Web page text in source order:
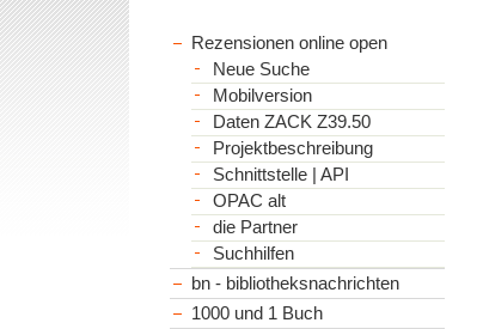
Rezensionen online open
Neue Suche
Mobilversion
Daten ZACK Z39.50
Projektbeschreibung
Schnittstelle | API
OPAC alt
die Partner
Suchhilfen
bn - bibliotheksnachrichten
1000 und 1 Buch